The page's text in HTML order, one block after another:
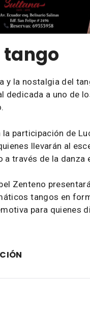
tango
y la nostalgia del
dedicada a uno de
participación de
llevarán al
través de la danza
Zenteno
tangos en
para quienes